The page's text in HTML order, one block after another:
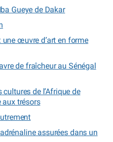
Gueye de Dakar
œuvre d’art en forme
de fraîcheur au Sénégal
cultures de l’Afrique de
aux trésors
assurées dans un